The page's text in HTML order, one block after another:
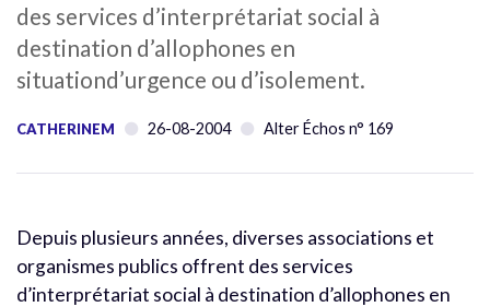
des services d’interprétariat social à
destination d’allophones en
situationd’urgence ou d’isolement.
CATHERINEM 26-08-2004 Alter Échos n° 169
Depuis plusieurs années, diverses associations et
organismes publics offrent des services
d’interprétariat social à destination d’allophones en